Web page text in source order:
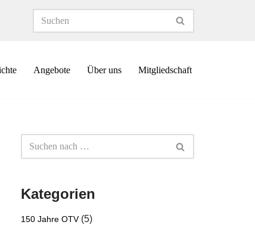
Angebote Über uns Mitgliedschaft
Kategorien
150 Jahre OTV(5)